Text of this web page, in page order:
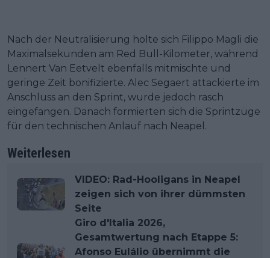
Nach der Neutralisierung holte sich Filippo Magli die
Maximalsekunden am Red Bull-Kilometer, während
Lennert Van Eetvelt ebenfalls mitmischte und
geringe Zeit bonifizierte. Alec Segaert attackierte im
Anschluss an den Sprint, wurde jedoch rasch
eingefangen. Danach formierten sich die Sprintzüge
für den technischen Anlauf nach Neapel.
Weiterlesen
VIDEO: Rad-Hooligans in Neapel
zeigen sich von ihrer dümmsten
Seite
Giro d'Italia 2026,
Gesamtwertung nach Etappe 5:
Afonso Eulálio übernimmt die